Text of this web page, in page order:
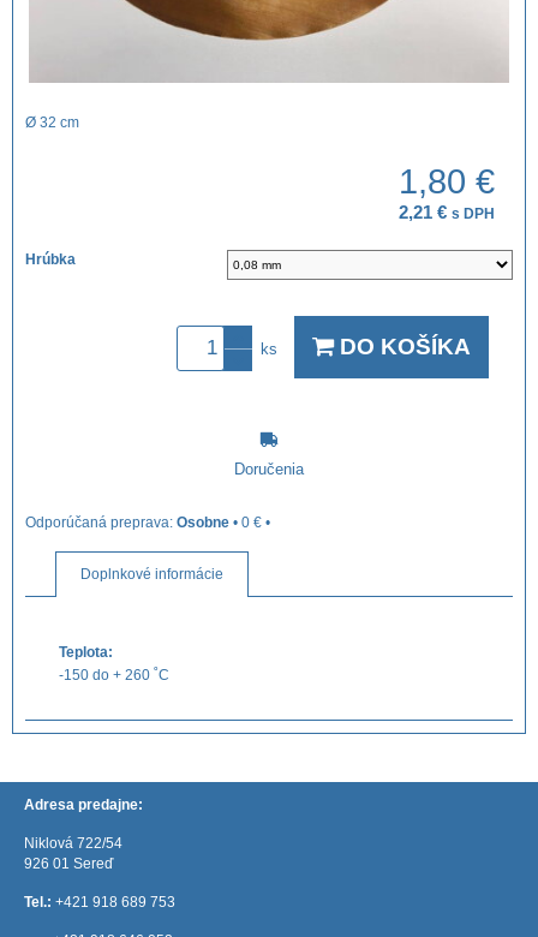
Ø 32 cm
1,80 €
2,21 € s DPH
Hrúbka
ks DO KOŠÍKA
Doručenia
Osobne • 0 € •
Doplnkové informácie
Teplota:
-150 do + 260 ˚C
Adresa predajne:
Niklová 722/54
926 01 Sereď
Tel.: +421 918 689 753